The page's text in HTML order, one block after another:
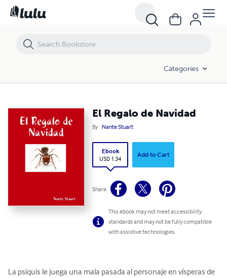
Categories
El Regalo de Navidad
By Nante Stuart
Ebook
USD 1.34
Add to Cart
Share
This ebook may not meet accessibility
standards and may not be fully compatible
with assistive technologies.
La psiquis le juega una mala pasada al personaje en vísperas de
El Regalo de Navidad